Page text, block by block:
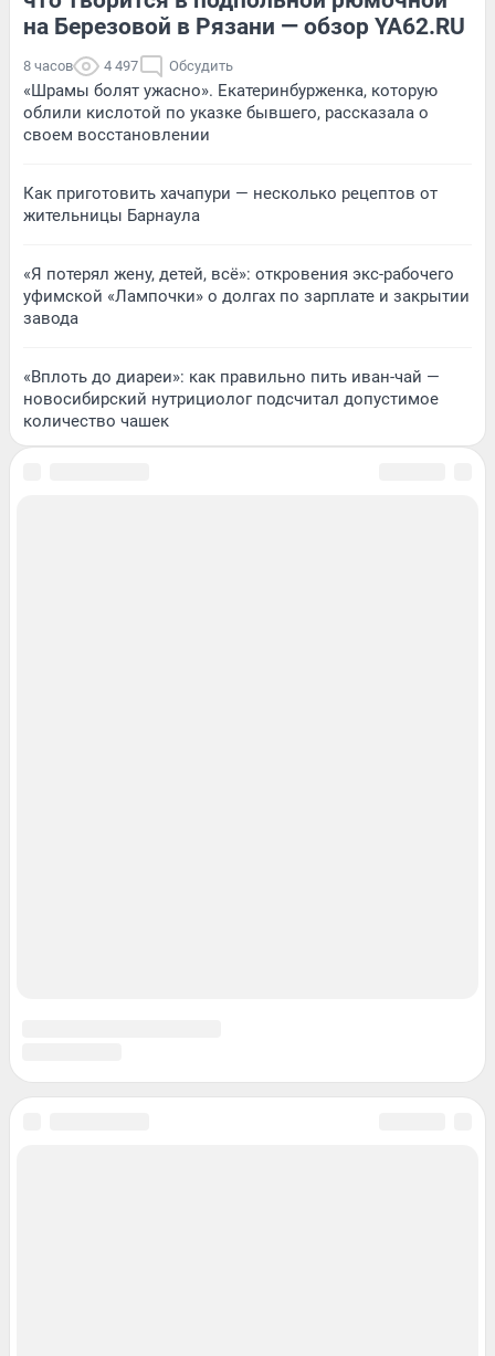
на Березовой в Рязани — обзор YA62.RU
8 часов 4 497 Обсудить
«Шрамы болят ужасно». Екатеринбурженка, которую
облили кислотой по указке бывшего, рассказала о
своем восстановлении
Как приготовить хачапури — несколько рецептов от
жительницы Барнаула
«Я потерял жену, детей, всё»: откровения экс-рабочего
уфимской «Лампочки» о долгах по зарплате и закрытии
завода
«Вплоть до диареи»: как правильно пить иван-чай —
новосибирский нутрициолог подсчитал допустимое
количество чашек